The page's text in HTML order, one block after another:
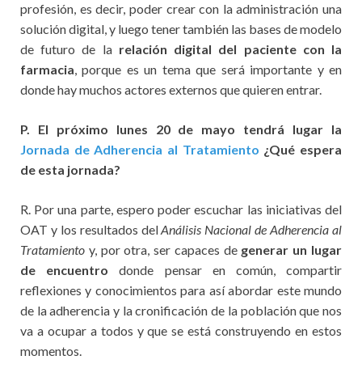
profesión, es decir, poder crear con la administración una
solución digital, y luego tener también las bases de modelo
de futuro de la relación digital del paciente con la
farmacia, porque es un tema que será importante y en
donde hay muchos actores externos que quieren entrar.
P. El próximo lunes 20 de mayo tendrá lugar la
Jornada de Adherencia al Tratamiento ¿Qué espera
de esta jornada?
R. Por una parte, espero poder escuchar las iniciativas del
OAT y los resultados delAnálisis Nacional de Adherencia al
Tratamiento y, por otra, ser capaces de generar un lugar
de encuentro donde pensar en común, compartir
reflexiones y conocimientos para así abordar este mundo
de la adherencia y la cronificación de la población que nos
va a ocupar a todos y que se está construyendo en estos
momentos.